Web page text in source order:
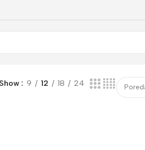
Show 9 12 18 24